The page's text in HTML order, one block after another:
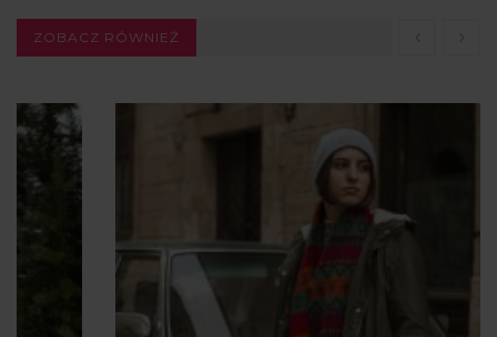
ZOBACZ RÓWNIEŻ